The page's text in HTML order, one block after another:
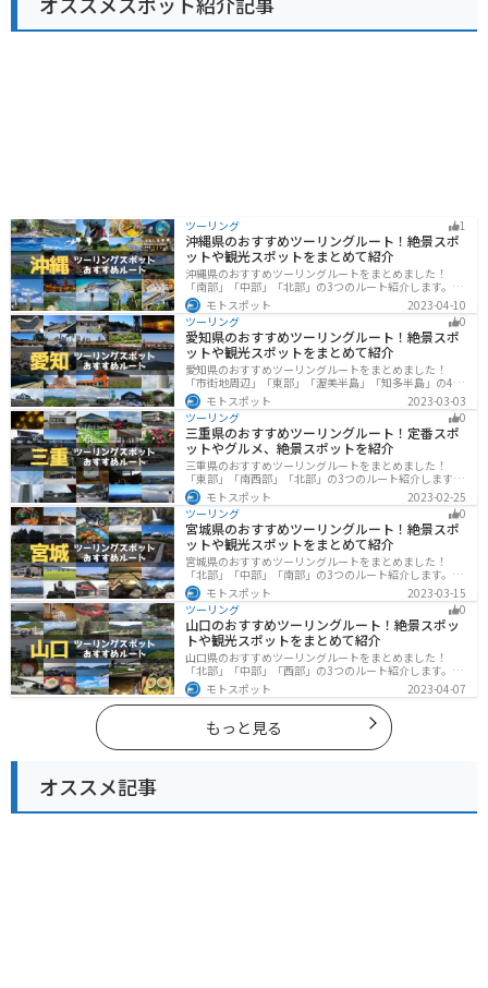
ツーリング 1
沖縄県のおすすめツーリングルート！絶景スポ
ットや観光スポットをまとめて紹介
沖縄県のおすすめツーリングルートをまとめました！
「南部」「中部」「北部」の3つのルート紹介します。美
しいビーチや歴史と文化に溢れたスポットが多数あり、
様々な楽しみ方ができます。バイクで沖縄県にツーリン
グに行く際は参考にしてください。
モトスポット
2023-04-10
ツーリング
0
愛知県のおすすめツーリングルート！絶景スポ
ットや観光スポットをまとめて紹介
愛知県のおすすめツーリングルートをまとめました！
「市街地周辺」「東部」「渥美半島」「知多半島」の4つ
のルート紹介します。名古屋周辺の栄えたスポットから
山、海、美術館なども多数あり、自然・歴史・文化を満
喫するツーリングができます。バイクで愛知県にツーリ
ングに行く際は参考にしてください。
モトスポット
2023-03-03
ツーリング
0
三重県のおすすめツーリングルート！定番スポ
ットやグルメ、絶景スポットを紹介
三重県のおすすめツーリングルートをまとめました！
「東部」「南西部」「北部」の3つのルート紹介します。
標高の高いスカイラインからリアス式海岸まであるの
で、飽きることなくツーリングを堪能できます。バイク
で三重県にツーリングに行く際は参考にしてください。
モトスポット
2023-02-25
ツーリング
0
宮城県のおすすめツーリングルート！絶景スポ
ットや観光スポットをまとめて紹介
宮城県のおすすめツーリングルートをまとめました！
「北部」「中部」「南部」の3つのルート紹介します。キ
ツネ村や広大な山や滝、湖などを歴史や自然を満喫する
ツーリングができます。バイクで宮城県にツーリングに
行く際は参考にしてください。
モトスポット
2023-03-15
ツーリング
0
山口のおすすめツーリングルート！絶景スポッ
トや観光スポットをまとめて紹介
山口県のおすすめツーリングルートをまとめました！
「北部」「中部」「西部」の3つのルート紹介します。美
しい海岸線や山々を楽しむことができます。バイクで山
口県にツーリングに行く際は参考にしてください。
モトスポット 2023-04-07
もっと見る
オススメ記事